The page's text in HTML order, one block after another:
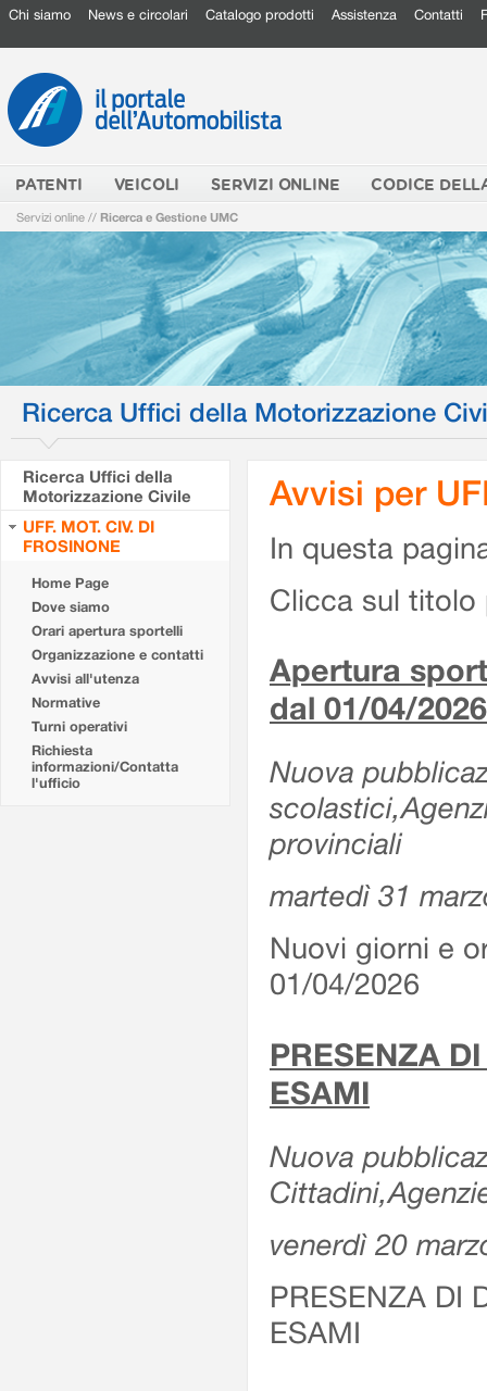
Chi siamo News e circolari Catalogo prodotti Assistenza Contatti
PATENTI VEICOLI SERVIZI ONLINE CODICE
Servizi online // Ricerca e Gestione UMC
Ricerca Uffici della Motorizzazione
Ricerca Uffici della
Motorizzazione Civile
UFF. MOT. CIV. DI
FROSINONE
Home Page
Dove siamo
Orari apertura sportelli
Organizzazione e contatti
Avvisi all'utenza
Normative
Turni operativi
Richiesta
informazioni/Contatta
l'ufficio
Avvisi per
In questa
Clicca sul titolo
Apertura
dal 01/04/2026
Nuova
provinciali
martedì 31
Nuovi giorni e
01/04/2026
PRESENZA
ESAMI
Nuova
venerdì 20
PRESENZA DI
ESAMI